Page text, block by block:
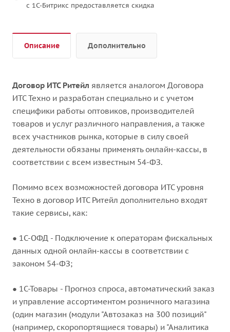
с 1С-Битрикс предоставляется скидка
Описание Дополнительно
Договор ИТС Ритейл является аналогом Договора
ИТС Техно и разработан специально и с учетом
специфики работы оптовиков, производителей
товаров и услуг различного направления, а также
всех участников рынка, которые в силу своей
деятельности обязаны применять онлайн-кассы, в
соответствии с всем известным 54-ФЗ.
Помимо всех возможностей договора ИТС уровня
Техно в договор ИТС Ритейл дополнительно входят
такие сервисы, как:
● 1С-ОФД - Подключение к операторам фискальных
данных одной онлайн-кассы в соответствии с
законом 54-ФЗ;
● 1С-Товары - Прогноз спроса, автоматический заказ
и управление ассортиментом розничного магазина
(один магазин (модули "Автозаказ на 300 позиций"
(например, скоропортящиеся товары) и "Аналитика